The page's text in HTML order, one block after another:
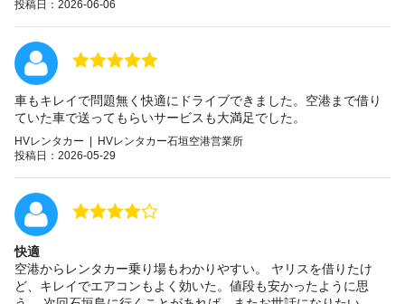
投稿日：2026-06-06
車もキレイで問題無く快適にドライブできました。空港まで借り
ていた車で送ってもらいサービスも大満足でした。
HVレンタカー | HVレンタカー石垣空港営業所
投稿日：2026-05-29
快適
空港からレンタカー乗り場もわかりやすい。 ヤリスを借りたけ
ど、キレイでエアコンもよく効いた。値段も安かったように思